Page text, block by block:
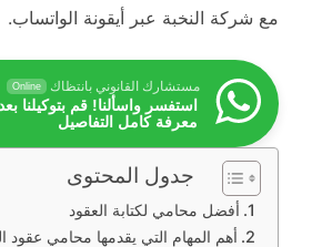
مع شركة النخبة عبر أيقونة الواتساب.
مستشارك القانوني بانتظاك Online
استفسر واسألنا! قم بتوكيلنا
معرفة كامل التفاصيل
جدول المحتوى
أفضل محامي لكتابة العقود
أهم المهام التي يقدمها محامي عقود